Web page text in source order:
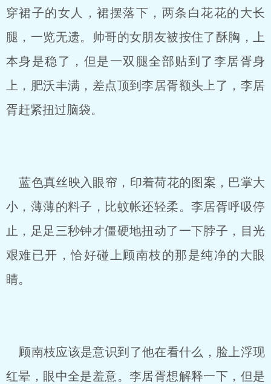
穿裙子的女人，裙摆落下，两条白花花的大长
腿，一览无遗。帅哥的女朋友被按住了酥胸，上
本身是稳了，但是一双腿全部贴到了李居胥身
上，肥沃丰满，差点顶到李居胥额头上了，李居
胥赶紧扭过脑袋。
蓝色真丝映入眼帘，印着荷花的图案，巴掌大
小，薄薄的料子，比蚊帐还轻柔。李居胥呼吸停
止，足足三秒钟才僵硬地扭动了一下脖子，目光
艰难已开，恰好碰上顾南枝的那是纯净的大眼
睛。
顾南枝应该是意识到了他在看什么，脸上浮现
红晕，眼中全是羞意。李居胥想解释一下，但是